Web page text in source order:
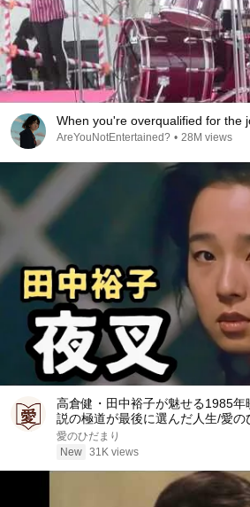
When you're overqualified for the
AreYouNotEntertained? • 28M views
高倉健・田中裕子が魅せる1985年
説の極道が最後に選んだ人生/愛の
説
愛のひだまり
New 31K views